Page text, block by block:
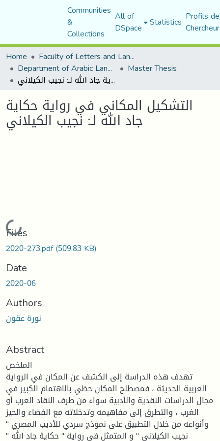
Communities
&
Collections
All of
DSpace Statistics Profils
Home
Faculty of Letters and Languages
Department of Arabic Language and Literature Master Thesis
التشكيل المكاني في رواية حكاية جاد الله لـ: نجيب الكيلاني
التشكيل المكاني في رواية حكاية
جاد الله لـ: نجيب الكيلاني
Loading...
Files
2020-273.pdf(509.83 KB)
Date
2020-06
Authors
نورة عقون
Abstract
الملخص
تهدف هذه الدراسة إلى الكشف عن المكان في الرواية
العربية الحديثة ، فمصطلح المكان حظي بالاهتمام الكبير في
مجال الدراسات النقدية والأدبية سواء من طرف النقاد العرب أو
الغرب ، والتطرق إلى مفاهيمه وتدخلاته مع الفضاء والحيز
وأنواعه من خلال التطبيق على نموذج سردي للأديب المصري "
نجيب الكيلاني " و المتمثل في رواية " حكاية جاد الله "